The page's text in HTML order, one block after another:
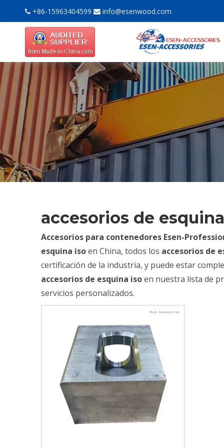
 +86-15963404599  info@esenwood.com
accesorios de
Accesorios para contenedores Esen-
esquina isoen China, todos los accesorios de
certificación de la industria, y puede estar
accesorios de esquina isoen nuestra lista de
servicios personalizados.